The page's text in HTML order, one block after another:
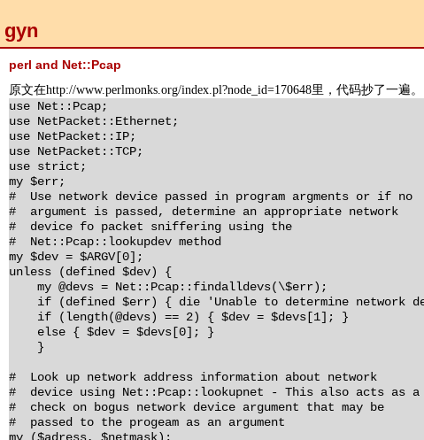
gyn
perl and Net::Pcap
原文在http://www.perlmonks.org/index.pl?node_id=170648里，代码抄了一遍。
use Net::Pcap;
use NetPacket::Ethernet;
use NetPacket::IP;
use NetPacket::TCP;
use strict;
my $err;
# Use network device passed in program argments or if no
# argument is passed, determine an appropriate network
# device fo packet sniffering using the
# Net::Pcap::lookupdev method
my $dev = $ARGV[0];
unless (defined $dev) {
my @devs = Net::Pcap::findalldevs(\$err);
if (defined $err) { die 'Unable to determine network
if (length(@devs) == 2) { $dev = $devs[1]; }
else { $dev = $devs[0]; }
}
# Look up network address information about network
# device using Net::Pcap::lookupnet - This also acts as a
# check on bogus network device argument that may be
# passed to the progeam as an argument
my ($adress, $netmask);